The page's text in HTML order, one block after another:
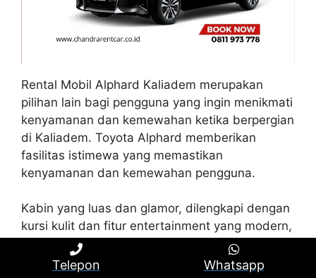
Rental Mobil Alphard Kaliadem merupakan
pilihan lain bagi pengguna yang ingin menikmati
kenyamanan dan kemewahan ketika berpergian
di Kaliadem. Toyota Alphard memberikan
fasilitas istimewa yang memastikan
kenyamanan dan kemewahan pengguna.
Kabin yang luas dan glamor, dilengkapi dengan
kursi kulit dan fitur entertainment yang modern,
sehingga membuat pengguna bisa menikmati
sensasi berada di dalam ruang yang
Telepon Whatsapp